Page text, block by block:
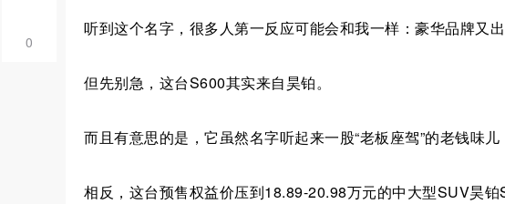
0
听到这个名字，很多人第一反应可能会和我一样：豪华品牌又
但先别急，这台S600其实来自昊铂。
而且有意思的是，它虽然名字听起来一股“老板座驾”的老钱味
相反，这台预售权益价压到18.89-20.98万元的中大型SUV昊铂